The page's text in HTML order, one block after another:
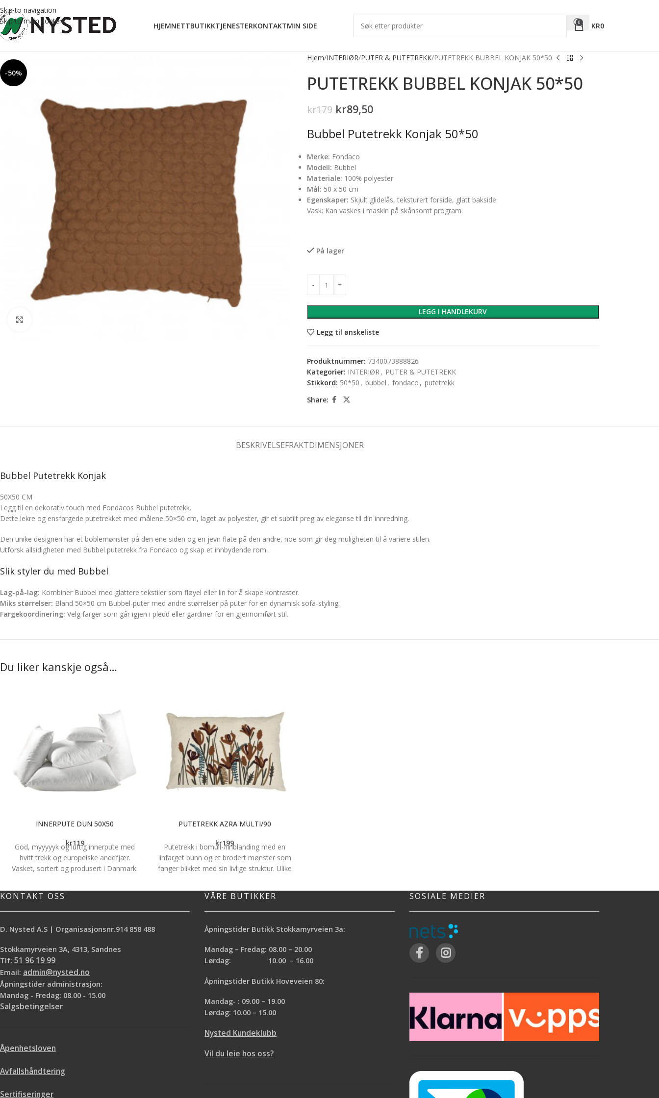
Skip to navigation
Skip to main content
HJEMNETTBUTIKKTJENESTERKONTAKTMIN SIDE 0 KR0
-50%
Hjem INTERIØR PUTER & PUTETREKK PUTETREKK BUBBEL KONJAK 50*50
PUTETREKK BUBBEL KONJAK 50*50
kr179 kr89,50
Bubbel Putetrekk Konjak 50*50
Merke: Fondaco
Modell: Bubbel
Materiale: 100% polyester
Mål: 50 x 50 cm
Egenskaper: Skjult glidelås, teksturert forside, glatt bakside
Vask: Kan vaskes i maskin på skånsomt program.
På lager
LEGG I HANDLEKURV
Legg til ønskeliste
Produktnummer: 7340073888826
Kategorier: INTERIØR, PUTER & PUTETREKK
Stikkord: 50*50 , bubbel , fondaco , putetrekk
Share:
BESKRIVELSEFRAKTDIMENSJONER
Bubbel Putetrekk Konjak
50X50 CM
Legg til en dekorativ touch med Fondacos Bubbel putetrekk.
Dette lekre og ensfargede putetrekket med målene 50×50 cm, laget av polyester, gir et subtilt preg av eleganse til din innredning.
Den unike designen har et boblemønster på den ene siden og en jevn flate på den andre, noe som gir deg muligheten til å variere stilen.
Utforsk allsidigheten med Bubbel putetrekk fra Fondaco og skap et innbydende rom.
Slik styler du med Bubbel
Lag-på-lag: Kombiner Bubbel med glattere tekstiler som fløyel eller lin for å skape kontraster.
Miks størrelser: Bland 50×50 cm Bubbel-puter med andre størrelser på puter for en dynamisk sofa-styling.
Fargekoordinering: Velg farger som går igjen i pledd eller gardiner for en gjennomført stil.
Du liker kanskje også…
INNERPUTE DUN 50X50
kr119
God, myyyyyk og luftig innerpute med
hvitt trekk og europeiske andefjær.
Vasket, sortert og produsert i Danmark.
sofa, seng eller stol. Str. 50 x 50cm
PUTETREKK AZRA MULTI/90
kr199
Putetrekk i bomull-/linblanding med en
linfarget bunn og et brodert mønster som
fanger blikket med sin livlige struktur. Ulike
skape et levende uttrykk. Fargeskalaen går
i herlige høsttoner, med innslag av
dempede rødfarger, brent oransje og
70% Bomull, 30% Lin
KONTAKT OSS
D. Nysted A.S | Organisasjonsnr.914 858 488
Stokkamyrveien 3A, 4313, Sandnes
Tlf: 51 96 19 99
Email: admin@nysted.no
Åpningstider administrasjon:
Mandag - Fredag: 08.00 - 15.00
Salgsbetingelser
Åpenhetsloven
Avfallshåndtering
Sertifiseringer
VÅRE BUTIKKER
Åpningstider Butikk Stokkamyrveien 3a:
Mandag – Fredag: 08.00 – 20.00
Lørdag: 10.00 – 16.00
Åpningstider Butikk Hoveveien 80:
Mandag- : 09.00 – 19.00
Lørdag: 10.00 – 15.00
Nysted Kundeklubb
Vil du leie hos oss?
SOSIALE MEDIER